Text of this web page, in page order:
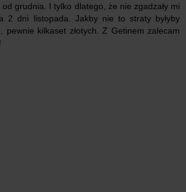
grudnia. I tylko dlatego, że nie zgadzały mi
2 dni listopada. Jakby nie to straty byłyby
pewnie kilkaset złotych. Z Getinem zalecam